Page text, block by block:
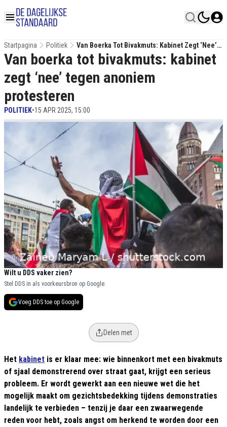
Startpagina Politiek
Van Boerka Tot Bivakmuts: Kabinet Zegt ‘nee’
Tegen Anoniem Protesteren
Van boerka tot bivakmuts: kabinet
zegt ‘nee’ tegen anoniem
protesteren
POLITIEK•15 APR 2025, 15:00
Wilt u DDS vaker zien?
Stel DDS in als voorkeursbron op Google.
Voeg DDS toe op Google
Delen met
Het kabinet is er klaar mee: wie binnenkort met een bivakmuts
of sjaal demonstrerend over straat gaat, krijgt een serieus
probleem. Er wordt gewerkt aan een nieuwe wet die het
mogelijk maakt om gezichtsbedekking tijdens demonstraties
landelijk te verbieden – tenzij je daar een zwaarwegende
reden voor hebt, zoals angst om herkend te worden door een